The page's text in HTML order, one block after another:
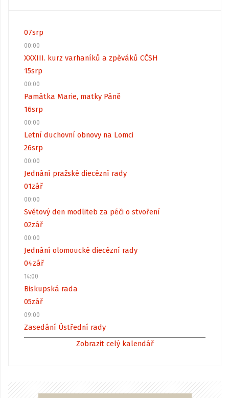
07srp
00:00
XXXIII. kurz varhaníků a zpěváků CČSH
15srp
00:00
Památka Marie, matky Páně
16srp
00:00
Letní duchovní obnovy na Lomci
26srp
00:00
Jednání pražské diecézní rady
01zář
00:00
Světový den modliteb za péči o stvoření
02zář
00:00
Jednání olomoucké diecézní rady
04zář
14:00
Biskupská rada
05zář
09:00
Zasedání Ústřední rady
Zobrazit celý kalendář